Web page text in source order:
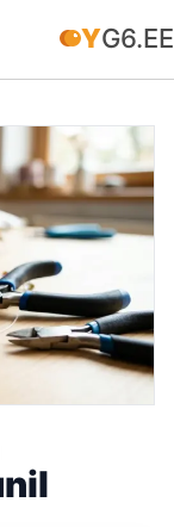
YG6.EE